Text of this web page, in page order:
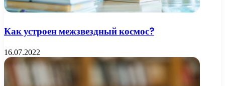
Как устроен межзвездный космос?
16.07.2022